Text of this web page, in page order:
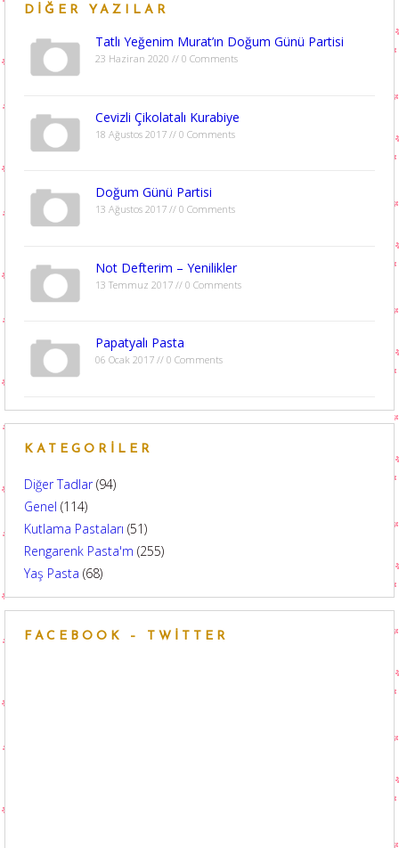
DIĞER YAZILAR
Tatlı Yeğenim Murat’ın Doğum Günü Partisi
23 Haziran 2020 // 0 Comments
Cevizli Çikolatalı Kurabiye
18 Ağustos 2017 // 0 Comments
Doğum Günü Partisi
13 Ağustos 2017 // 0 Comments
Not Defterim – Yenilikler
13 Temmuz 2017 // 0 Comments
Papatyalı Pasta
06 Ocak 2017 // 0 Comments
KATEGORILER
Diğer Tadlar(94)
Genel (114)
Kutlama Pastaları (51)
Rengarenk Pasta'm (255)
Yaş Pasta (68)
FACEBOOK – TWITTER